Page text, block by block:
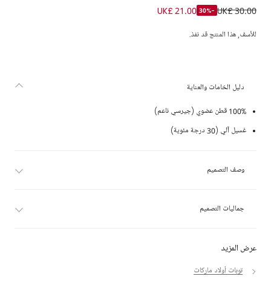
تيشيرت قطن عضوي لون أبيض
UK£ 30.00
-30%
UK£ 21.00
للأسف, هذا المنتج قد نفذ.
عرض المزيد
توبات أولاد ماركات
دليل الخامات والعناية
100% قطن عضوي (جيرسي ناعم)
غسيل آلي (30 درجة مئوية)
وصف التصميم
جماليات التصميم